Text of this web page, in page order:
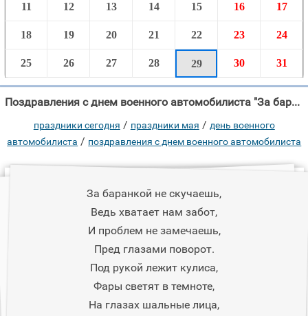
11 12 13 14 15 16 17
18 19 20 21 22 23 24
25 26 27 28 29 30 31
Поздравления с днем военного автомобилиста "За баранкой не скучаешь, Ведь хватает нам забот, И проблем не замечаешь, Пред"
праздники сегодня / праздники мая / день военного
автомобилиста / поздравления с днем военного автомобилиста
За баранкой не скучаешь,
Ведь хватает нам забот,
И проблем не замечаешь,
Пред глазами поворот.
Под рукой лежит кулиса,
Фары светят в темноте,
На глазах шальные лица,